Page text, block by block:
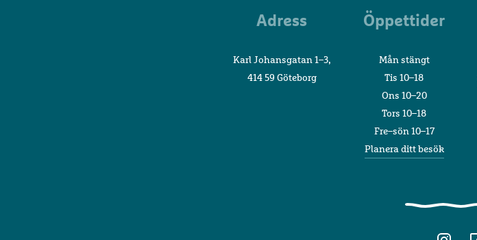
Adress
Karl Johansgatan 1–3,
414 59 Göteborg
Öppettider
Mån stängt
Tis 10–18
Ons 10–20
Tors 10–18
Fre–sön 10–17
Planera ditt besök